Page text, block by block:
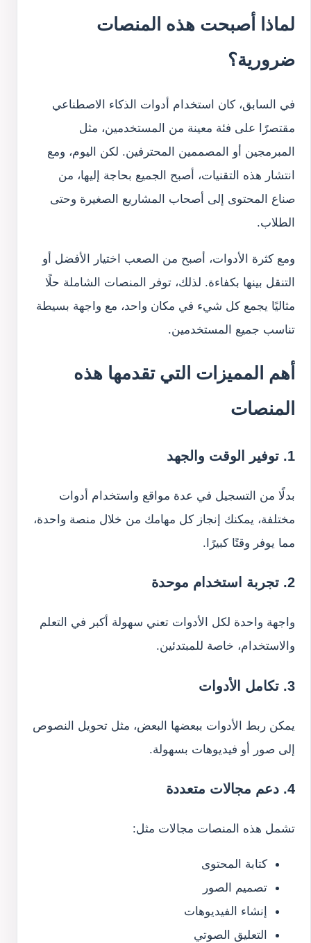
لماذا أصبحت هذه المنصات
ضرورية؟
في السابق، كان استخدام أدوات الذكاء الاصطناعي
مقتصرًا على فئة معينة من المستخدمين، مثل
المبرمجين أو المصممين المحترفين. لكن اليوم، ومع
انتشار هذه التقنيات، أصبح الجميع بحاجة إليها، من
صناع المحتوى إلى أصحاب المشاريع الصغيرة وحتى
الطلاب.
ومع كثرة الأدوات، أصبح من الصعب اختيار الأفضل أو
التنقل بينها بكفاءة. لذلك، توفر المنصات الشاملة حلًا
مثاليًا يجمع كل شيء في مكان واحد، مع واجهة بسيطة
تناسب جميع المستخدمين.
أهم المميزات التي تقدمها هذه
المنصات
1. توفير الوقت والجهد
بدلًا من التسجيل في عدة مواقع واستخدام أدوات
مختلفة، يمكنك إنجاز كل مهامك من خلال منصة واحدة،
مما يوفر وقتًا كبيرًا.
2. تجربة استخدام موحدة
واجهة واحدة لكل الأدوات تعني سهولة أكبر في التعلم
والاستخدام، خاصة للمبتدئين.
3. تكامل الأدوات
يمكن ربط الأدوات ببعضها البعض، مثل تحويل النصوص
إلى صور أو فيديوهات بسهولة.
4. دعم مجالات متعددة
تشمل هذه المنصات مجالات مثل:
كتابة المحتوى
تصميم الصور
إنشاء الفيديوهات
التعليق الصوتي